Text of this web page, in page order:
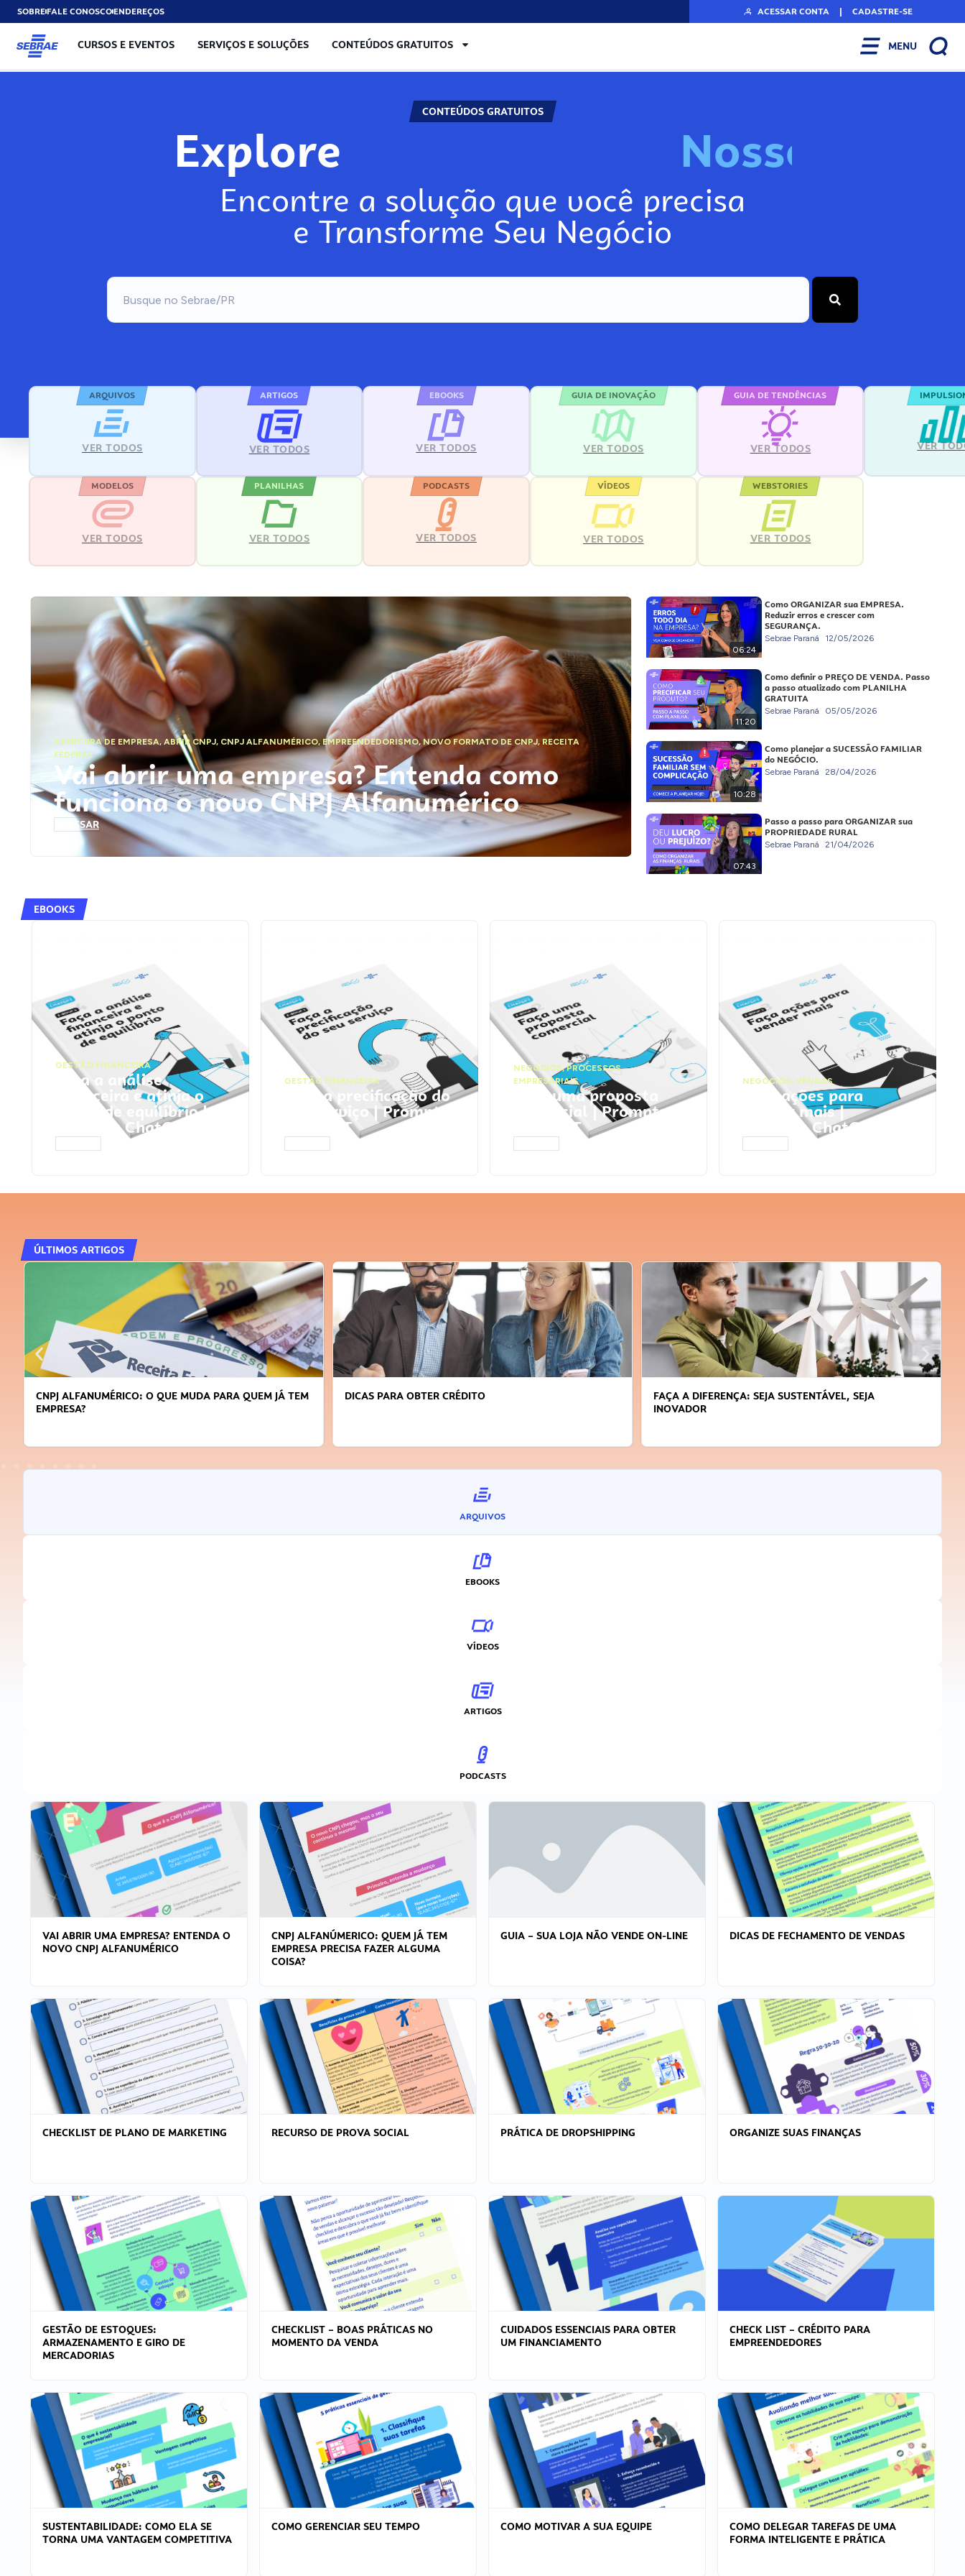
SOBREFALE CONOSCOENDEREÇOS ACESSAR CONTA | CADASTRE-SE
CURSOS E EVENTOS SERVIÇOS E SOLUÇÕES CONTEÚDOS GRATUITOS MENU
CONTEÚDOS GRATUITOS
Explore Nosso
Encontre a solução que você precisa
e Transforme Seu Negócio
ARQUIVOS
VER TODOS
ARTIGOS
VER TODOS
EBOOKS
VER TODOS
GUIA DE INOVAÇÃO
VER TODOS
GUIA DE TENDÊNCIAS
VER TODOS VER
MODELOS
VER TODOS
PLANILHAS
VER TODOS
PODCASTS
VER TODOS
VÍDEOS
VER TODOS
WEBSTORIES
VER TODOS
ABERTURA DE EMPRESA,ABRIR CNPJ, CNPJ ALFANUMÉRICO, EMPREENDEDORISMO,NOVO FORMATO DE CNPJ,RECEITA
FEDERAL
Vai abrir uma empresa? Entenda como
funciona o novo CNPJ Alfanumérico
ACESSAR
06:24
Como ORGANIZAR sua EMPRESA.
Reduzir erros e crescer com
SEGURANÇA.
Sebrae Paraná 12/05/2026
11:20
Como definir o PREÇO DE VENDA. Passo
a passo atualizado com PLANILHA
GRATUITA
Sebrae Paraná 05/05/2026
10:28
Como planejar a SUCESSÃO FAMILIAR
do NEGÓCIO.
Sebrae Paraná 28/04/2026
07:43
Passo a passo para ORGANIZAR sua
PROPRIEDADE RURAL
Sebrae Paraná 21/04/2026
EBOOKS
GESTÃO FINANCEIRA
Faça a análise
financeira e atinja o
ponto de equilíbrio |
Prompts ChatGPT
GESTÃO FINANCEIRA
Faça a precificação do
seu serviço | Prompts
ChatGPT
NEGÓCIOS,PROCESSOS
EMPRESARIAIS
Faça uma proposta
comercial | Prompts
ChatGPT
NEGÓCIOS, VENDAS
Faça ações para
vender mais |
Prompts ChatGPT
ÚLTIMOS ARTIGOS
CNPJ ALFANUMÉRICO: O QUE MUDA PARA QUEM JÁ TEM
EMPRESA?
DICAS PARA OBTER CRÉDITO
FAÇA A DIFERENÇA: SEJA SUSTENTÁVEL, SEJA
INOVADOR
ARQUIVOS
EBOOKS
VÍDEOS
ARTIGOS
PODCASTS
VAI ABRIR UMA EMPRESA? ENTENDA O
NOVO CNPJ ALFANUMÉRICO
CNPJ ALFANÚMERICO: QUEM JÁ TEM
EMPRESA PRECISA FAZER ALGUMA
COISA?
GUIA – SUA LOJA NÃO VENDE ON-LINE DICAS DE FECHAMENTO DE VENDAS
CHECKLIST DE PLANO DE MARKETING RECURSO DE PROVA SOCIAL PRÁTICA DE DROPSHIPPING ORGANIZE SUAS FINANÇAS
GESTÃO DE ESTOQUES:
ARMAZENAMENTO E GIRO DE
MERCADORIAS
CHECKLIST – BOAS PRÁTICAS NO
MOMENTO DA VENDA
CUIDADOS ESSENCIAIS PARA OBTER
UM FINANCIAMENTO
CHECK LIST – CRÉDITO PARA
EMPREENDEDORES
SUSTENTABILIDADE: COMO ELA SE
TORNA UMA VANTAGEM COMPETITIVA
COMO GERENCIAR SEU TEMPO COMO MOTIVAR A SUA EQUIPE
COMO DELEGAR TAREFAS DE UMA
FORMA INTELIGENTE E PRÁTICA